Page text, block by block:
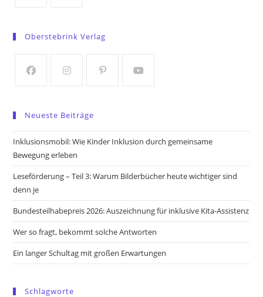
a
tab
tab
Oberstebrink Verlag
a
new
tab
new
tab
a
new
new
Neueste Beiträge
Inklusionsmobil: Wie Kinder Inklusion durch gemeinsame
Bewegung erleben
Leseförderung – Teil 3: Warum Bilderbücher heute wichtiger sind
denn je
Bundesteilhabepreis 2026: Auszeichnung für inklusive Kita-Assistenz
Wer so fragt, bekommt solche Antworten
Ein langer Schultag mit großen Erwartungen
Schlagworte